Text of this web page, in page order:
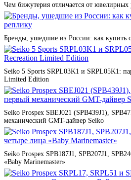
Чем бижутерия отличается от
Бренды, ушедшие из России: как купить
Seiko 5 Sports SRPL03K1 и SRPL05K1:
Limited Edition
Seiko Prospex SBEJ021 (SPB439J1),
механический GMT-дайвер Seiko
Seiko Prospex SPB187J1, SPB207J1,
«Baby Marinemaster»